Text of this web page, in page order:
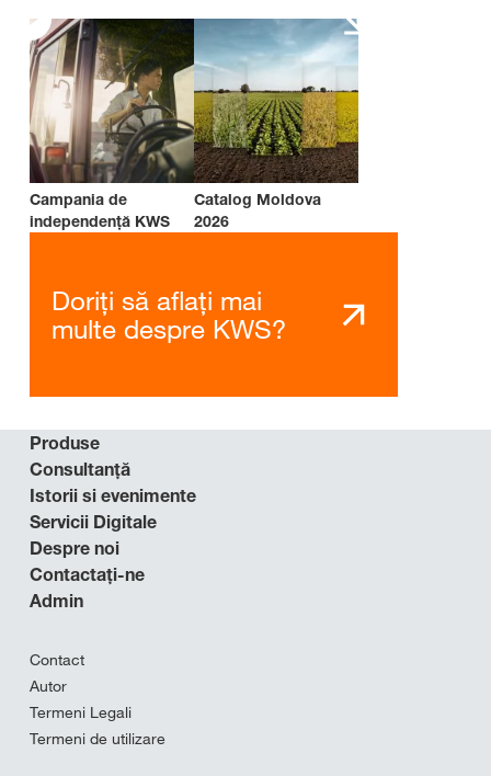
Campania de
independenţă KWS
Catalog Moldova
2026
Doriți să aflați mai
multe despre KWS?
Produse
Consultanţă
Istorii si evenimente
Servicii Digitale
Despre noi
Contactaţi-ne
Admin
Contact
Autor
Termeni Legali
Termeni de utilizare